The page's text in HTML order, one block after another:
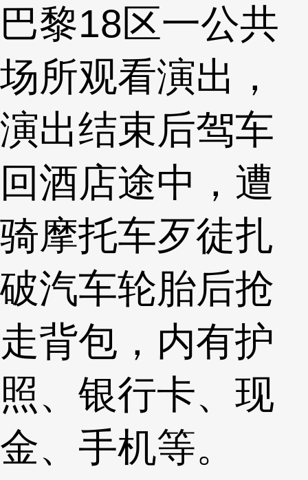
巴黎18区一公共
场所观看演出，
演出结束后驾车
回酒店途中，遭
骑摩托车歹徒扎
破汽车轮胎后抢
走背包，内有护
照、银行卡、现
金、手机等。